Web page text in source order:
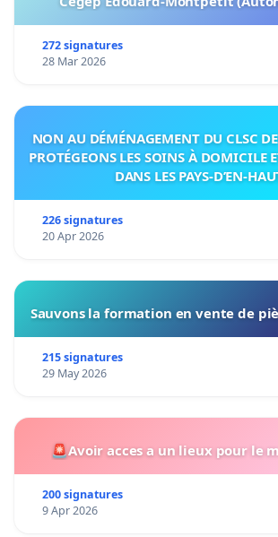
272 signatures
28 Mar 2026
NON AU DÉMÉNAGEMENT DU CLSC
PROTÉGEONS LES SOINS À DOMICILE
DANS LES PAYS-D’EN-
226 signatures
20 Apr 2026
Sauvons la formation en vente de
215 signatures
29 May 2026
🚨Avoir acces a un lieux pour le
200 signatures
9 Apr 2026